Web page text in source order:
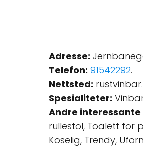
Adresse:
Telefon: 91542292.
Nettsted:
Spesialiteter:
Andre
rullestol, Toalett for
Koselig, Trendy,